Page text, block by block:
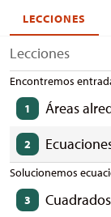
LECCIONES
Lecciones
Encontremos
1
Áreas
2
Solucionemos
3